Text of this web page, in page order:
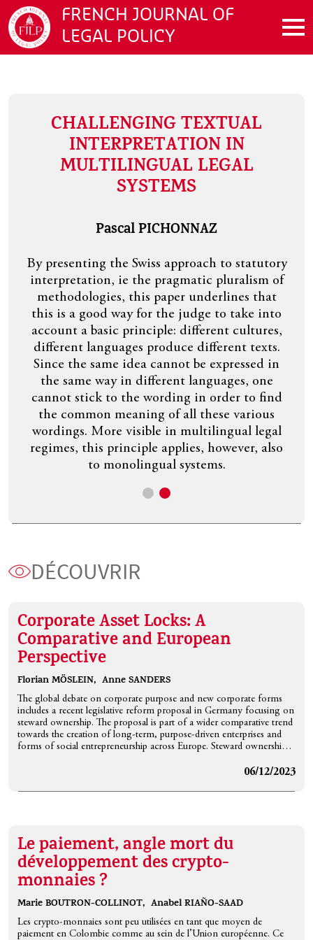
Aller au contenu principal
FRENCH JOURNAL OF
LEGAL POLICY
statutory
of
that
into
texts.
in
to find
legal
also
LEVEL PLAYING FIELD : LES
SIGNIFICATIONS D'UN
DISCOURS JUSTIFIANT
L'ACTION DE L'UNION
Francesco MARTUCCI
S’il existe depuis longtemps, le discours du «
level playing field » s’avère davantage
dans un contexte de recomposition
géopolitique. Il accompagne une double
action publique en économie de marché
promue par l’Union européenne. Sur le plan
interne, il permet de justifier une action
correctrice dans le marché intérieur, qu’il
s’agisse du respect de l’ordre concurrentiel
ou de la promotion de l’intégration positive.
DÉCOUVRIR
Corporate Asset Locks: A
Comparative and European
Perspective
Florian MÖSLEIN, Anne SANDERS
The global debate on corporate purpose and new corporate forms
includes a recent legislative reform proposal in Germany focusing on
steward ownership. The proposal is part of a wider comparative trend
towards the creation of long-term, purpose-driven enterprises and
forms of social entrepreneurship across Europe. Steward ownership
contribute to sustainable value creation. The legislative proposal
the company. Shareholders can be remunerated for their work, but
valuable innovation in European company law and can be designed
to meet the requirements of EU law. While the article concludes that
the asset lock does not contradict EU law, possible restrictions may
be justified. Nevertheless, the draft could be improved during the
mission statement, and by allowing cross-border conversions into
06/12/2023
Le paiement, angle mort du
développement des crypto-
monnaies ?
Marie BOUTRON-COLLINOT, Anabel RIAÑO-SAAD
Les crypto-monnaies sont peu utilisées en tant que moyen de
paiement en Colombie comme au sein de l’Union européenne. Ce